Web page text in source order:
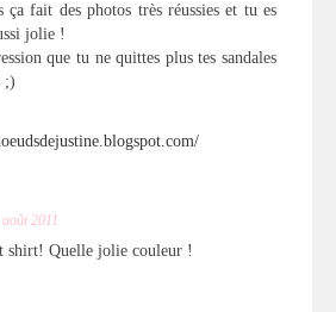
ça fait des photos très réussies et tu es
jolie !
que tu ne quittes plus tes sandales
;)
2011
t shirt! Quelle jolie couleur !